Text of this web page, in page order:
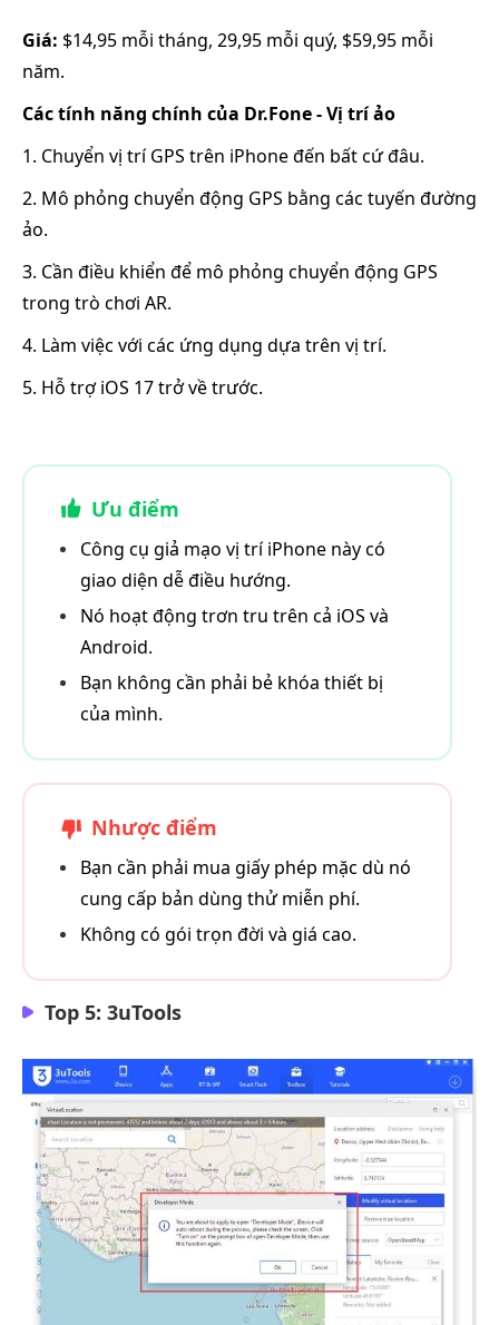
Giá: $14,95 mỗi tháng, 29,95 mỗi quý, $59,95 mỗi
năm.
Các tính năng chính của Dr.Fone - Vị trí ảo
1. Chuyển vị trí GPS trên iPhone đến bất cứ đâu.
2. Mô phỏng chuyển động GPS bằng các tuyến đường
ảo.
3. Cần điều khiển để mô phỏng chuyển động GPS
trong trò chơi AR.
4. Làm việc với các ứng dụng dựa trên vị trí.
5. Hỗ trợ iOS 17 trở về trước.
Ưu điểm
Công cụ giả mạo vị trí iPhone này có
giao diện dễ điều hướng.
Nó hoạt động trơn tru trên cả iOS và
Android.
Bạn không cần phải bẻ khóa thiết bị
của mình.
Nhược điểm
Bạn cần phải mua giấy phép mặc dù nó
cung cấp bản dùng thử miễn phí.
Không có gói trọn đời và giá cao.
Top 5: 3uTools